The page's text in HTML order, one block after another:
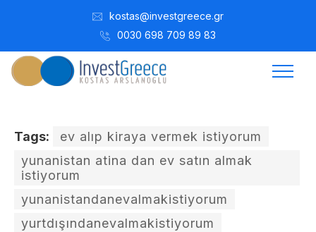
kostas@investgreece.gr
0030 698 709 89 83
Tags:
ev alıp kiraya vermek istiyorum
yunanistan atina dan ev satın almak
istiyorum
yunanistandanevalmakistiyorum
yurtdışındanevalmakistiyorum